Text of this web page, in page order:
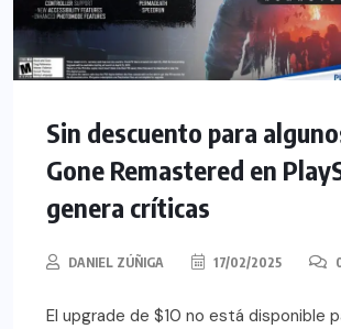
Sin descuento para
Gone Remastered en
genera críticas
DANIEL ZÚÑIGA 17/02/2025
El upgrade de $10 no está disponible